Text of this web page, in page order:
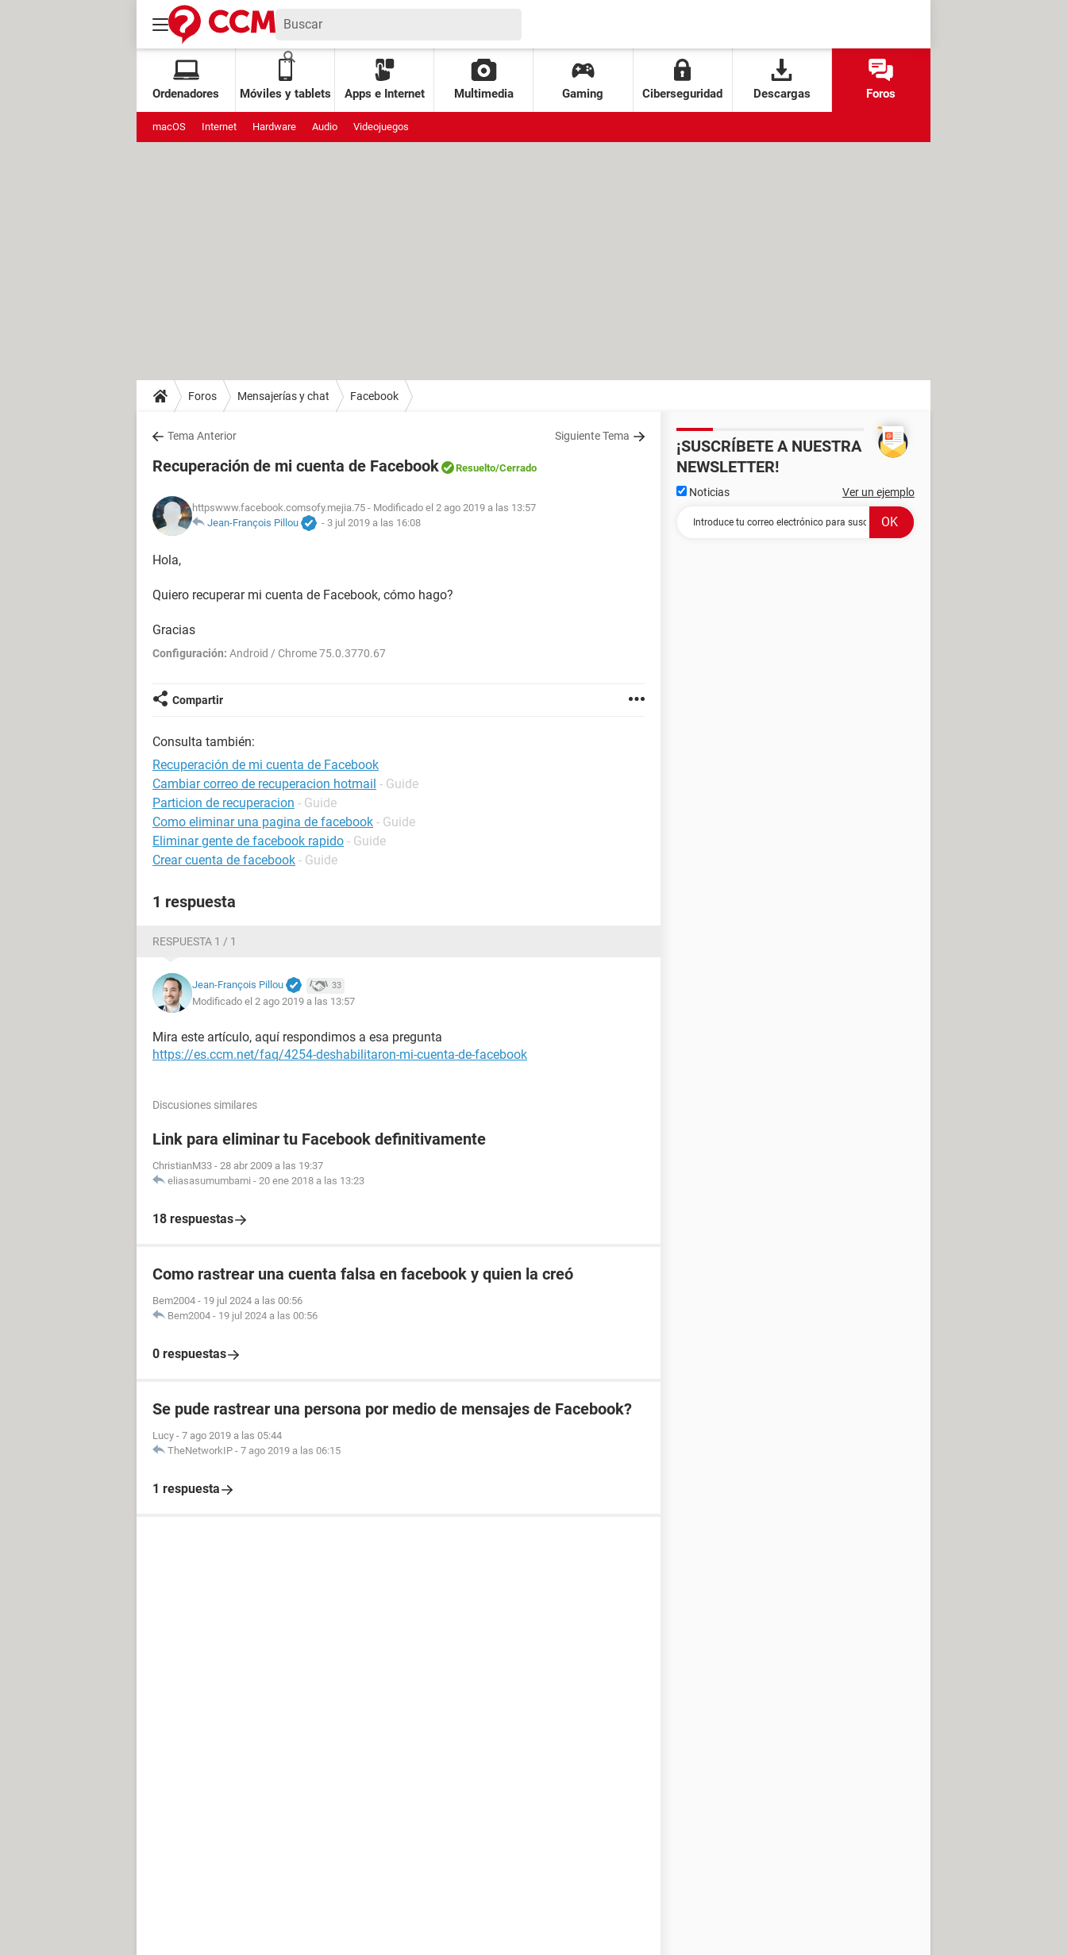
Ordenadores Móviles y tablets Apps e Internet Multimedia Gaming Ciberseguridad Descargas Foros
macOS Internet Hardware Audio Videojuegos
Foros Mensajerías y chat Facebook
Tema Anterior Siguiente Tema
Recuperación de mi cuenta de Facebook Resuelto/Cerrado
httpswww.facebook.comsofy.mejia.75 - Modificado el 2 ago 2019 a las 13:57
Jean-François Pillou
- 3 jul 2019 a las 16:08
Hola,
Quiero recuperar mi cuenta de Facebook, cómo hago?
Gracias
Configuración: Android / Chrome 75.0.3770.67
Compartir
Consulta también:
Recuperación de mi cuenta de Facebook
Cambiar correo de recuperacion hotmail - Guide
Particion de recuperacion - Guide
Como eliminar una pagina de facebook - Guide
Eliminar gente de facebook rapido - Guide
Crear cuenta de facebook - Guide
1 respuesta
RESPUESTA 1 / 1
Jean-François Pillou 33
Modificado el 2 ago 2019 a las 13:57
Mira este artículo, aquí respondimos a esa pregunta
https://es.ccm.net/faq/4254-deshabilitaron-mi-cuenta-de-facebook
Discusiones similares
Link para eliminar tu Facebook definitivamente
ChristianM33 - 28 abr 2009 a las 19:37
eliasasumumbami - 20 ene 2018 a las 13:23
18 respuestas
Como rastrear una cuenta falsa en facebook y quien la creó
Bem2004 - 19 jul 2024 a las 00:56
Bem2004 - 19 jul 2024 a las 00:56
0 respuestas
Se pude rastrear una persona por medio de mensajes de Facebook?
Lucy - 7 ago 2019 a las 05:44
TheNetworkIP - 7 ago 2019 a las 06:15
1 respuesta
¡SUSCRÍBETE A NUESTRA
NEWSLETTER!
Noticias Ver un ejemplo